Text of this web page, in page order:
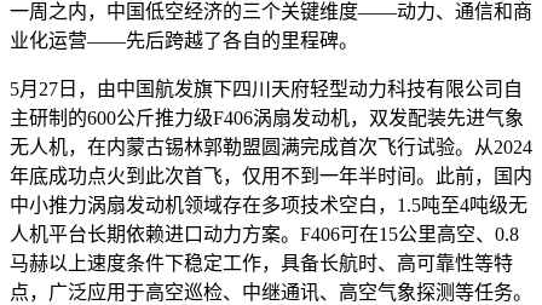
一周之内，中国低空经济的三个关键维度——动力、通信和商
业化运营——先后跨越了各自的里程碑。
5月27日，由中国航发旗下四川天府轻型动力科技有限公司自
主研制的600公斤推力级F406涡扇发动机，双发配装先进气象
无人机，在内蒙古锡林郭勒盟圆满完成首次飞行试验。从2024
年底成功点火到此次首飞，仅用不到一年半时间。此前，国内
中小推力涡扇发动机领域存在多项技术空白，1.5吨至4吨级无
人机平台长期依赖进口动力方案。F406可在15公里高空、0.8
马赫以上速度条件下稳定工作，具备长航时、高可靠性等特
点，广泛应用于高空巡检、中继通讯、高空气象探测等任务。